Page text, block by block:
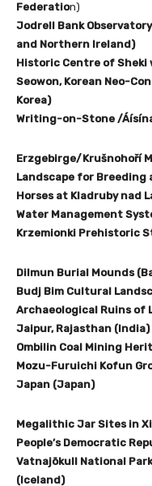
Federation)
Jodrell Bank
and Northern Ireland)
Historic Centre of Sheki
Seowon, Korean Neo-
Korea)
Writing-on-Stone /
Erzgebirge/Krušnohoří
Landscape for Breeding
Horses at Kladruby nad
Water Management
Krzemionki Prehistoric
Dilmun Burial Mounds
Budj Bim Cultural
Archaeological Ruins of
Jaipur, Rajasthan (India)
Ombilin Coal Mining
Mozu-Furuichi Kofun
Japan (Japan)
Megalithic Jar Sites in
People’s Democratic
Vatnajökull National
(Iceland)